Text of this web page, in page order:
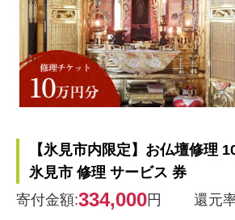
【氷見市内限定】お仏壇修理
氷見市 修理 サービス 券
寄付金額:334,000円 還元